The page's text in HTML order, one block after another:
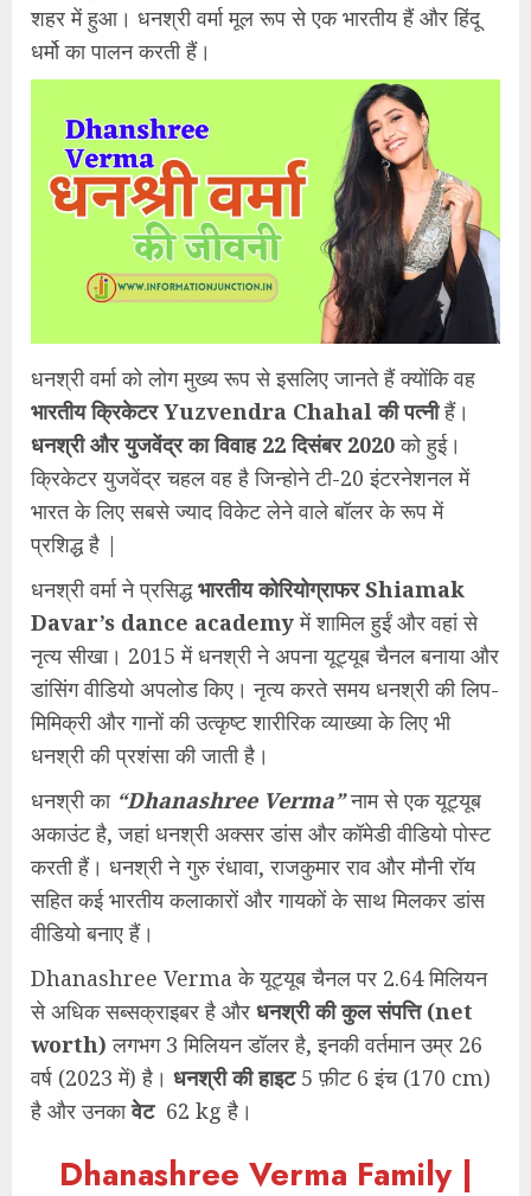
शहर में हुआ। धनश्री वर्मा मूल रूप से एक भारतीय हैं और हिंदू
धर्मो का पालन करती हैं।
धनश्री वर्मा को लोग मुख्य रूप से इसलिए जानते हैं क्योंकि वह
भारतीय क्रिकेटर Yuzvendra Chahal की पत्नीहैं।
धनश्री और युजवेंद्र का विवाह 22 दिसंबर 2020को हुई।
क्रिकेटर युजवेंद्र चहल वह है जिन्होने टी-20 इंटरनेशनल में
भारत के लिए सबसे ज्याद विकेट लेने वाले बॉलर के रूप में
प्रशिद्ध है |
धनश्री वर्मा ने प्रसिद्धभारतीय कोरियोग्राफर Shiamak
Davar’s dance academyमें शामिल हुईं और वहां से
नृत्य सीखा। 2015 में धनश्री ने अपना यूट्यूब चैनल बनाया और
डांसिंग वीडियो अपलोड किए। नृत्य करते समय धनश्री की लिप-
मिमिक्री और गानों की उत्कृष्ट शारीरिक व्याख्या के लिए भी
धनश्री की प्रशंसा की जाती है।
धनश्री का“Dhanashree Verma”नाम से एक यूट्यूब
अकाउंट है, जहां धनश्री अक्सर डांस और कॉमेडी वीडियो पोस्ट
करती हैं। धनश्री ने गुरु रंधावा, राजकुमार राव और मौनी रॉय
सहित कई भारतीय कलाकारों और गायकों के साथ मिलकर डांस
वीडियो बनाए हैं।
Dhanashree Verma के यूट्यूब चैनल पर 2.64 मिलियन
से अधिक सब्सक्राइबर है और धनश्री की कुल संपत्ति (net
worth) लगभग 3 मिलियन डॉलर है, इनकी वर्तमान उम्र 26
वर्ष (2023 में) है। धनश्री की हाइट5 फ़ीट 6 इंच (170 cm)
है और उनकावेट 62 kg है।
Dhanashree Verma Family |